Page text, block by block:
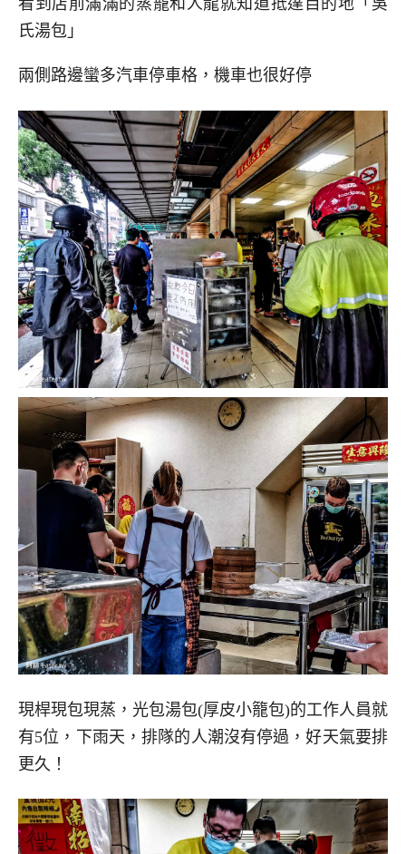
看到店前滿滿的蒸籠和人龍就知道抵達目的地「吳
氏湯包」
兩側路邊蠻多汽車停車格，機車也很好停
現桿現包現蒸，光包湯包(厚皮小籠包)的工作人員就
有5位，下雨天，排隊的人潮沒有停過，好天氣要排
更久！